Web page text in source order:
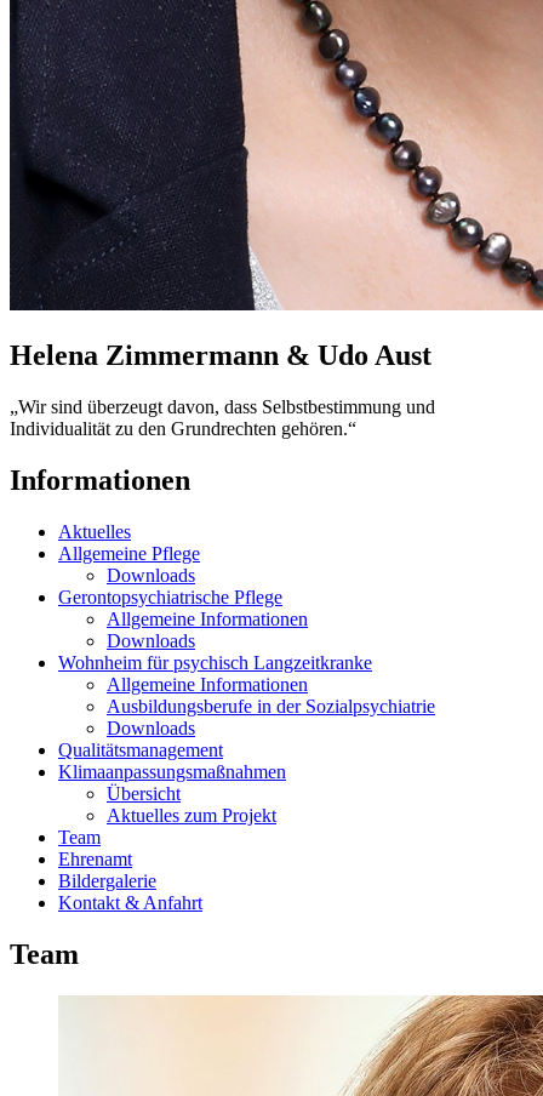
Helena Zimmermann & Udo Aust
„Wir sind überzeugt davon, dass Selbstbestimmung und
Individualität zu den Grundrechten gehören.“
Informationen
Aktuelles
Allgemeine Pflege
Downloads
Gerontopsychiatrische Pflege
Allgemeine Informationen
Downloads
Wohnheim für psychisch Langzeitkranke
Allgemeine Informationen
Ausbildungsberufe in der Sozialpsychiatrie
Downloads
Qualitätsmanagement
Klimaanpassungsmaßnahmen
Übersicht
Aktuelles zum Projekt
Team
Ehrenamt
Bildergalerie
Kontakt & Anfahrt
Team